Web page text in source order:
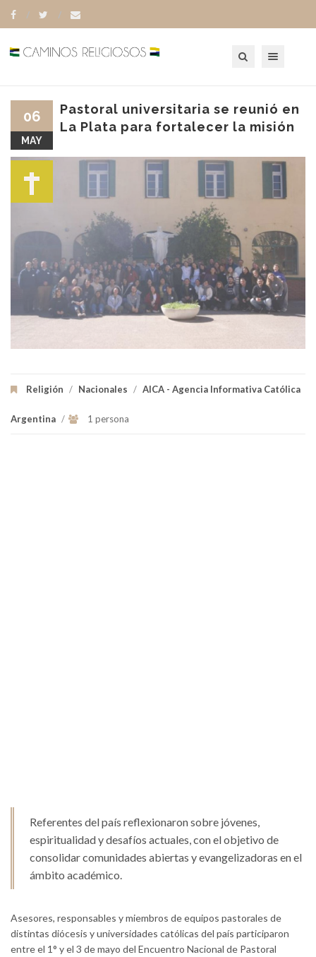
Pastoral universitaria se reunió en
La Plata para fortalecer la misión
Religión / Nacionales / AICA - Agencia Informativa Católica
Argentina / 1 persona
06
MAY
Referentes del país reflexionaron sobre jóvenes,
espiritualidad y desafíos actuales, con el objetivo de
consolidar comunidades abiertas y evangelizadoras en el
ámbito académico.
Asesores, responsables y miembros de equipos pastorales de
distintas diócesis y universidades católicas del país participaron
entre el 1° y el 3 de mayo del Encuentro Nacional de Pastoral